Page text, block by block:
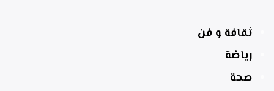
ثقافة و فن
رياضة
صحة